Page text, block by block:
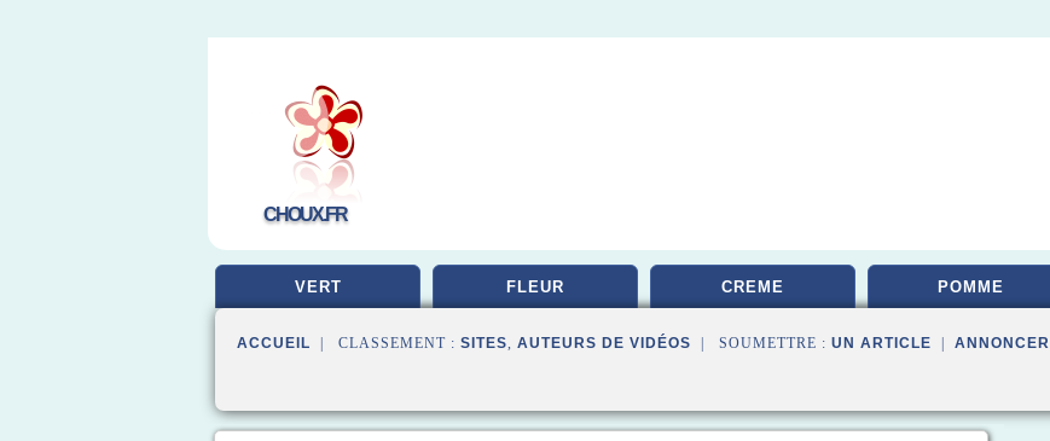
CHOUX.FR
VERT FLEUR CREME POMME
ACCUEIL | CLASSEMENT : SITES, AUTEURS DE VIDÉOS | SOUMETTRE : UN ARTICLE ANNONCER